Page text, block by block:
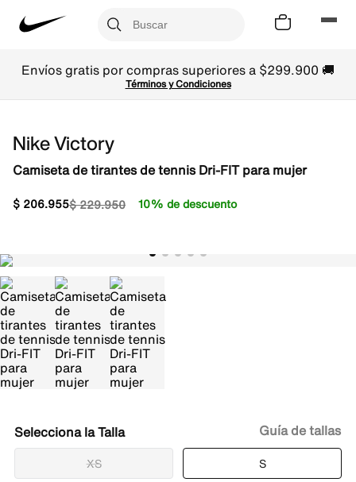
Envíos gratis por compras superiores a $299.900 🚚
Términos y Condiciones
Nike Victory
Camiseta de tirantes de tennis Dri-FIT para mujer
$229.950
$ 206.955 10% de descuento
Talla
XS S
Guía de tallas